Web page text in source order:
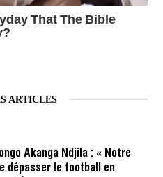
ARTICLES
Akanga Ndjila : « Notre
dépasser le football en